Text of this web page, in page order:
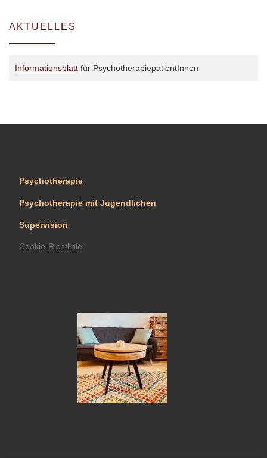
AKTUELLES
Informationsblatt für PsychotherapiepatientInnen
Psychotherapie
Psychotherapie mit Jugendlichen
Supervision
Cookie-Richtlinie